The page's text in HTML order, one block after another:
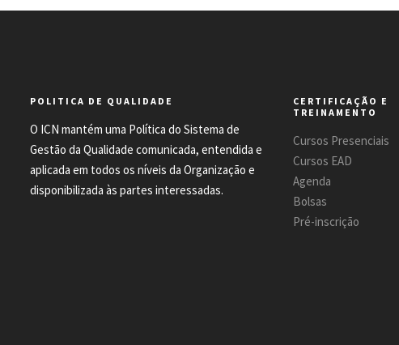
POLITICA DE QUALIDADE
O ICN mantém uma Política do Sistema de
Gestão da Qualidade comunicada, entendida e
aplicada em todos os níveis da Organização e
disponibilizada às partes interessadas.
CERTIFICAÇÃO E
TREINAMENTO
Cursos Presenciais
Cursos EAD
Agenda
Bolsas
Pré-inscrição